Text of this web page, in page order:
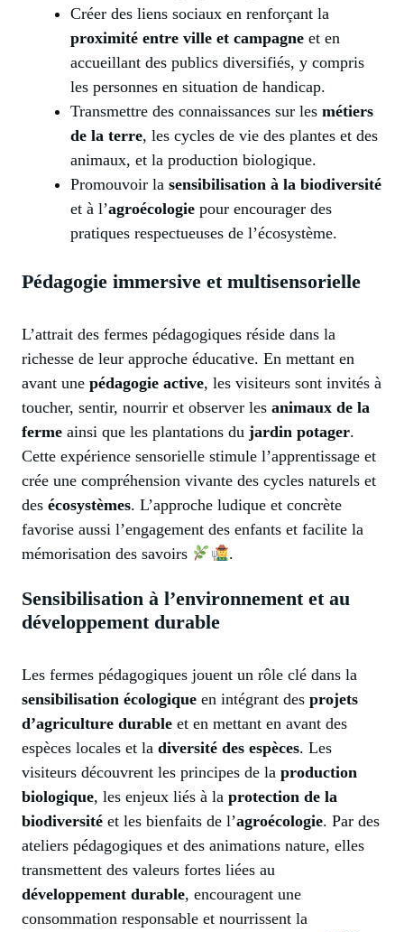
Créer des liens sociaux en renforçant la
proximité entre ville et campagne et en
accueillant des publics diversifiés, y compris
les personnes en situation de handicap.
Transmettre des connaissances sur les métiers
de la terre, les cycles de vie des plantes et des
animaux, et la production biologique.
Promouvoir la sensibilisation à la biodiversité
et à l’agroécologie pour encourager des
pratiques respectueuses de l’écosystème.
Pédagogie immersive et multisensorielle
L’attrait des fermes pédagogiques réside dans la
richesse de leur approche éducative. En mettant en
avant une pédagogie active, les visiteurs sont invités à
toucher, sentir, nourrir et observer les animaux de la
ferme ainsi que les plantations du jardin potager.
Cette expérience sensorielle stimule l’apprentissage et
crée une compréhension vivante des cycles naturels et
des écosystèmes. L’approche ludique et concrète
favorise aussi l’engagement des enfants et facilite la
mémorisation des savoirs
.
Sensibilisation à l’environnement et au
développement durable
Les fermes pédagogiques jouent un rôle clé dans la
sensibilisation écologique en intégrant des projets
d’agriculture durable et en mettant en avant des
espèces locales et la diversité des espèces. Les
visiteurs découvrent les principes de la production
biologique, les enjeux liés à la protection de la
biodiversité et les bienfaits de l’agroécologie. Par des
ateliers pédagogiques et des animations nature, elles
transmettent des valeurs fortes liées au
développement durable, encouragent une
consommation responsable et nourrissent la